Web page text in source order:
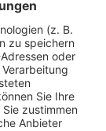
schwer
bei
verletzt.